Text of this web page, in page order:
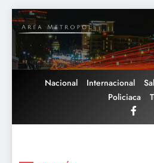
Saltar
al
contenido
Nacional Internacional
Policiaca